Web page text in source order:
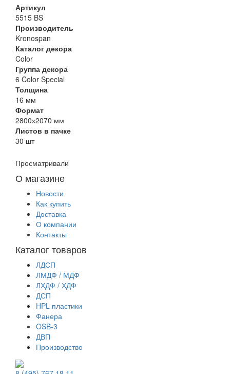
Артикул
5515 BS
Производитель
Kronospan
Каталог декора
Color
Группа декора
6 Color Special
Толщина
16 мм
Формат
2800х2070 мм
Листов в пачке
30 шт
Просматривали
О магазине
Новости
Как купить
Доставка
О компании
Контакты
Каталог товаров
ЛДСП
ЛМДФ / МДФ
ЛХДФ / ХДФ
ДСП
HPL пластики
Фанера
OSB-3
ДВП
Производство